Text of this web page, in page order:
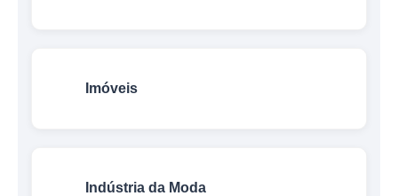
Imóveis
Indústria da Moda